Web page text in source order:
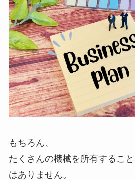
もちろん、
たくさんの機械を所有するこ
はありません。